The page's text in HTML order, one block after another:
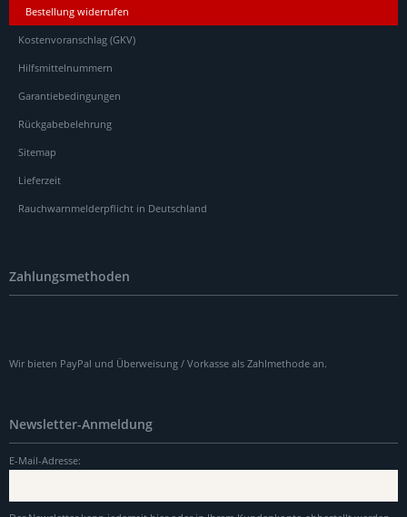
Bestellung widerrufen
Kostenvoranschlag (GKV)
Hilfsmittelnummern
Garantiebedingungen
Rückgabebelehrung
Sitemap
Lieferzeit
Rauchwarnmelderpflicht in Deutschland
Zahlungsmethoden
Wir bieten PayPal und Überweisung / Vorkasse als Zahlmethode an.
Newsletter-Anmeldung
E-Mail-Adresse: